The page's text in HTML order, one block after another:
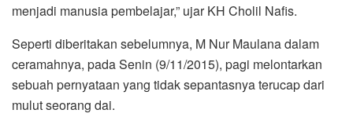
menjadi manusia pembelajar,” ujar KH Cholil Nafis.
Seperti diberitakan sebelumnya, M Nur Maulana dalam
ceramahnya, pada Senin (9/11/2015), pagi melontarkan
sebuah pernyataan yang tidak sepantasnya terucap dari
mulut seorang dai.